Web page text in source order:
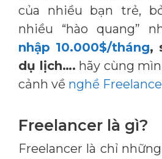
của nhiều bạn trẻ,
nhiều “hào quang”
nhập 10.000$/tháng,
dụ lịch…. hãy cùng
cảnh về nghề
Freelancer là gì?
Freelancer là chỉ